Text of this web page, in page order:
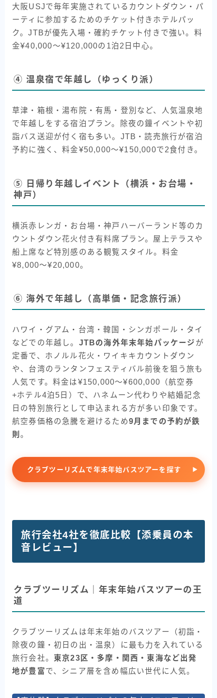
大阪USJで毎年実施されているカウントダウン・パ
ーティに参加するためのチケット付きホテルパッ
ク。JTBが優先入場・確約チケット付きで強い。料
金¥40,000〜¥120,000の1泊2日中心。
④ 温泉宿で年越し（ゆっくり派）
草津・箱根・湯布院・有馬・登別など、人気温泉地
で年越しをする宿泊プラン。除夜の鐘イベントや初
詣バス送迎が付く宿も多い。JTB・読売旅行が宿泊
予約に強く、料金¥50,000〜¥150,000で2食付き。
⑤ 日帰り年越しイベント（横浜・お台場・
神戸）
横浜赤レンガ・お台場・神戸ハーバーランド等のカ
ウントダウン花火付き有料席プラン。屋上テラスや
船上席など特別感のある観覧スタイル。料金
¥8,000〜¥20,000。
⑥ 海外で年越し（高単価・記念旅行派）
ハワイ・グアム・台湾・韓国・シンガポール・タイ
などでの年越し。 JTBの海外年末年始パッケージ が
定番で、ホノルル花火・ワイキキカウントダウン
や、台湾のランタンフェスティバル前後を狙う旅も
人気です。料金は¥150,000〜¥600,000（航空券
+ホテル4泊5日）で、ハネムーン代わりや結婚記念
日の特別旅行として申込まれる方が多い印象です。
航空券価格の急騰を避けるため9月までの予約が鉄
則。
クラブツーリズムで年末年始バスツアーを探す
旅行会社4社を徹底比較【添乗員の本
音レビュー】
クラブツーリズム｜年末年始バスツアーの王
道
クラブツーリズムは年末年始のバスツアー（初詣・
除夜の鐘・初日の出・温泉）に最も力を入れている
旅行会社。 東京23区・多摩・関西・東海など出発
地が豊富で、シニア層を含め幅広い世代に人気。